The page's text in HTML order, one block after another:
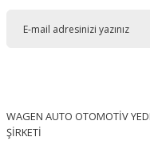
WAGEN AUTO OTOMOTİV
ŞİRKETİ